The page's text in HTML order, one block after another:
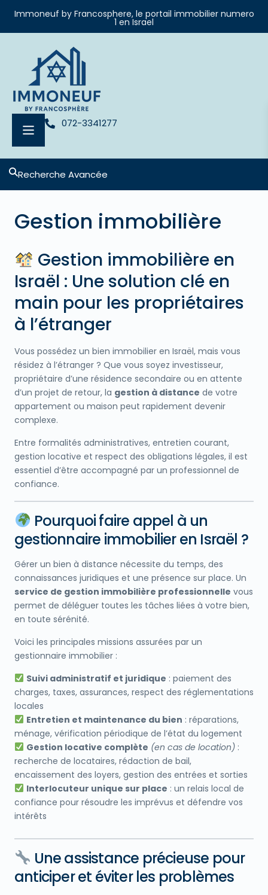
Immoneuf by Francosphere, le portail immobilier numero
1 en Israel
072-3341277
Recherche Avancée
Gestion immobilière
Gestion immobilière en
Israël : Une solution clé en
main pour les propriétaires
à l’étranger
Vous possédez un bien immobilier en Israël, mais vous
résidez à l’étranger ? Que vous soyez investisseur,
propriétaire d’une résidence secondaire ou en attente
d’un projet de retour, la gestion à distance de votre
appartement ou maison peut rapidement devenir
complexe.
Entre formalités administratives, entretien courant,
gestion locative et respect des obligations légales, il est
essentiel d’être accompagné par un professionnel de
confiance.
Pourquoi faire appel à un
gestionnaire immobilier en Israël ?
Gérer un bien à distance nécessite du temps, des
connaissances juridiques et une présence sur place. Un
service de gestion immobilière professionnelle vous
permet de déléguer toutes les tâches liées à votre bien,
en toute sérénité.
Voici les principales missions assurées par un
gestionnaire immobilier :
Suivi administratif et juridique : paiement des
charges, taxes, assurances, respect des réglementations
locales
Entretien et maintenance du bien : réparations,
ménage, vérification périodique de l’état du logement
Gestion locative complète (en cas de location):
recherche de locataires, rédaction de bail,
encaissement des loyers, gestion des entrées et sorties
Interlocuteur unique sur place : un relais local de
confiance pour résoudre les imprévus et défendre vos
intérêts
Une assistance précieuse pour
anticiper et éviter les problèmes